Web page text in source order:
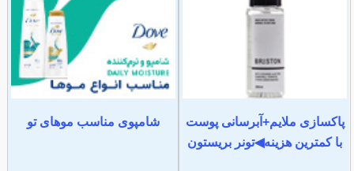
پاکسازی ملایم+آبرسانی پوست
با کمترین هزینه◀تونر بریستون
شامپوی مناسب موهای تو